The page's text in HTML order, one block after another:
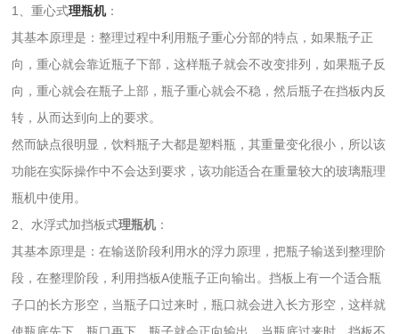
1、重心式理瓶机：
其基本原理是：整理过程中利用瓶子重心分部的特点，如果瓶子正
向，重心就会靠近瓶子下部，这样瓶子就会不改变排列，如果瓶子反
向，重心就会在瓶子上部，瓶子重心就会不稳，然后瓶子在挡板内反
转，从而达到向上的要求。
然而缺点很明显，饮料瓶子大都是塑料瓶，其重量变化很小，所以该
功能在实际操作中不会达到要求，该功能适合在重量较大的玻璃瓶理
瓶机中使用。
2、水浮式加挡板式理瓶机 ：
其基本原理是：在输送阶段利用水的浮力原理，把瓶子输送到整理阶
段，在整理阶段，利用挡板A使瓶子正向输出。挡板上有一个适合瓶
子口的长方形空，当瓶子口过来时，瓶口就会进入长方形空，这样就
使瓶底先下，瓶口再下，瓶子就会正向输出，当瓶底过来时，挡板不